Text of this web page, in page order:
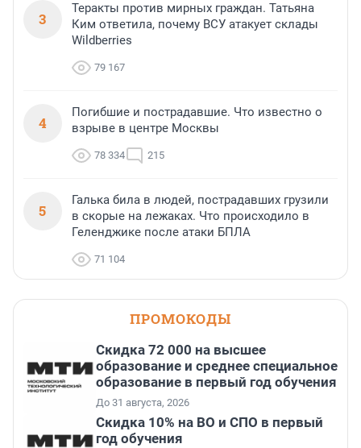
3
Теракты против мирных граждан. Татьяна
Ким ответила, почему ВСУ атакует склады
Wildberries
79 167
4
Погибшие и пострадавшие. Что известно о
взрыве в центре Москвы
78 334 215
5
Галька била в людей, пострадавших грузили
в скорые на лежаках. Что происходило в
Геленджике после атаки БПЛА
71 104
ПРОМОКОДЫ
Скидка 72 000 на высшее
образование и среднее специальное
образование в первый год обучения
До 31 августа, 2026
Скидка 10% на ВО и СПО в первый
год обучения